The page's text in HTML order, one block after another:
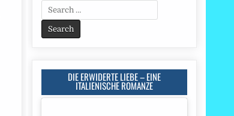
Search
for:
DIE ERWIDERTE LIEBE – EINE
ITALIENISCHE ROMANZE